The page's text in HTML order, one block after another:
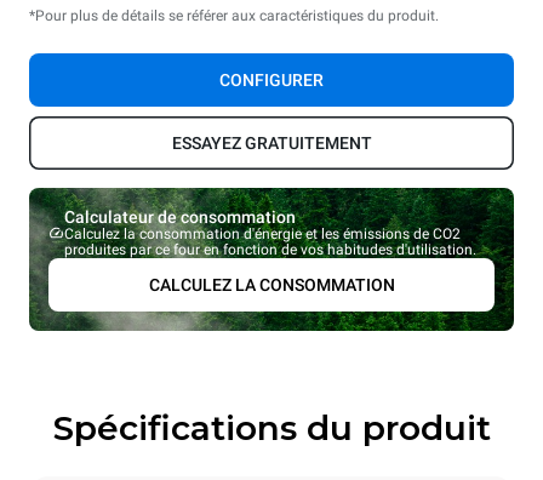
*Pour plus de détails se référer aux caractéristiques du produit.
CONFIGURER
ESSAYEZ GRATUITEMENT
Calculateur de consommation
Calculez la consommation d'énergie et les émissions de CO2
produites par ce four en fonction de vos habitudes d'utilisation.
CALCULEZ LA CONSOMMATION
Spécifications du produit